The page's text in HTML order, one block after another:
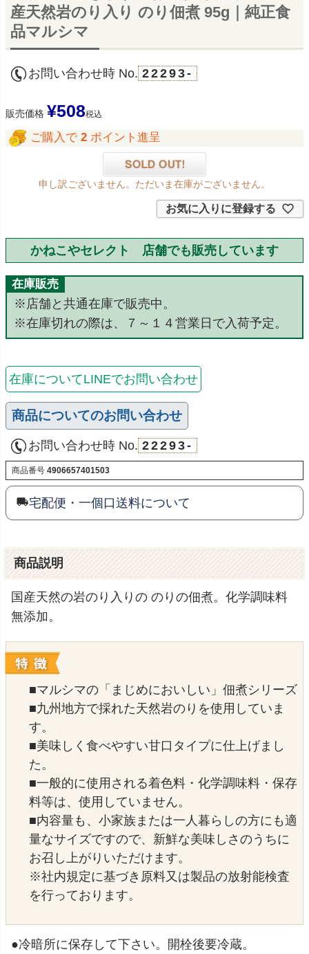
産天然岩のり入り のり佃煮 95g｜純正食
品マルシマ
お問い合わせ時 No. 22293-
販売価格 ¥508税込
ご購入で 2 ポイント進呈
申し訳ございません。ただいま在庫がございません。
お気に入りに登録する
かねこやセレクト 店舗でも販売しています
在庫販売
※店舗と共通在庫で販売中。
※在庫切れの際は、７～１４営業日で入荷予定。
在庫についてLINEでお問い合わせ
商品についてのお問い合わせ
お問い合わせ時 No. 22293-
商品番号 4906657401503
宅配便・一個口送料について
商品説明
国産天然の岩のり入りの のりの佃煮。化学調味料
無添加。
■マルシマの「まじめにおいしい」佃煮シリーズ
■九州地方で採れた天然岩のりを使用していま
す。
■美味しく食べやすい甘口タイプに仕上げまし
た。
■一般的に使用される着色料・化学調味料・保存
料等は、使用していません。
■内容量も、小家族または一人暮らしの方にも適
量なサイズですので、新鮮な美味しさのうちに
お召し上がりいただけます。
※社内規定に基づき原料又は製品の放射能検査
を行っております。
●冷暗所に保存して下さい。開栓後要冷蔵。